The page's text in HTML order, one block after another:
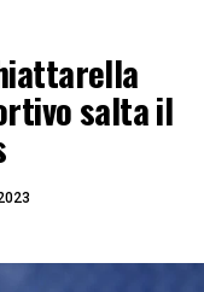
salta il